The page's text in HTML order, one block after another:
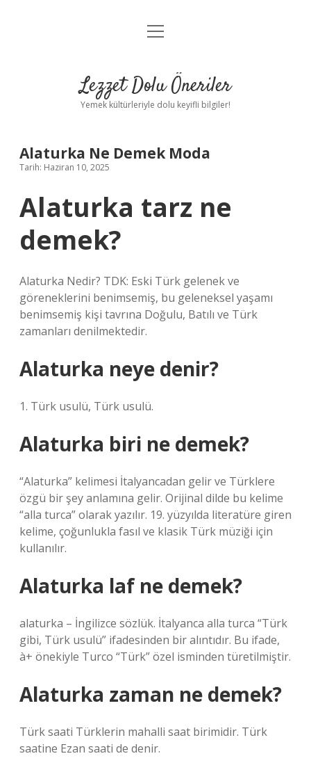
Anasayfa
Yasal Uyarı
menüyü
Lezzet Dolu Öneriler
Yemek kültürleriyle dolu keyifli bilgiler!
Alaturka Ne Demek Moda
Tarih: Haziran 10, 2025
Alaturka tarz ne
demek?
Alaturka Nedir? TDK: Eski Türk gelenek ve
göreneklerini benimsemiş, bu geleneksel yaşamı
benimsemiş kişi tavrına Doğulu, Batılı ve Türk
zamanları denilmektedir.
Alaturka neye denir?
1. Türk usulü, Türk usulü.
Alaturka biri ne demek?
“Alaturka” kelimesi İtalyancadan gelir ve Türklere
özgü bir şey anlamına gelir. Orijinal dilde bu kelime
“alla turca” olarak yazılır. 19. yüzyılda literatüre giren
kelime, çoğunlukla fasıl ve klasik Türk müziği için
kullanılır.
Alaturka laf ne demek?
alaturka – İngilizce sözlük. İtalyanca alla turca “Türk
gibi, Türk usulü” ifadesinden bir alıntıdır. Bu ifade,
à+ önekiyle Turco “Türk” özel isminden türetilmiştir.
Alaturka zaman ne demek?
Türk saati Türklerin mahalli saat birimidir. Türk
saatine Ezan saati de denir.